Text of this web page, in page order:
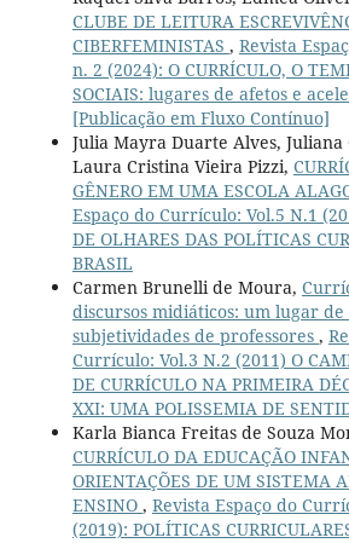
CLUBE DE LEITURA
CIBERFEMINISTAS , Revista
n. 2 (2024): O CURRÍCULO, O
SOCIAIS: lugares de afetos e
[Publicação em Fluxo Contínuo]
Julia Mayra Duarte Alves, Juliana
Laura Cristina Vieira Pizzi,
GÊNERO EM UMA ESCOLA
Espaço do Currículo: Vol.5 N.1
DE OLHARES DAS POLÍTICAS
BRASIL
Carmen Brunelli de Moura,
discursos midiáticos: um lugar
subjetividades de professores ,
Currículo: Vol.3 N.2 (2011) O
DE CURRÍCULO NA PRIMEIRA
XXI: UMA POLISSEMIA DE
Karla Bianca Freitas de Souza
CURRÍCULO DA EDUCAÇÃO
ORIENTAÇÕES DE UM SISTEMA
ENSINO , Revista Espaço do
(2019): POLÍTICAS